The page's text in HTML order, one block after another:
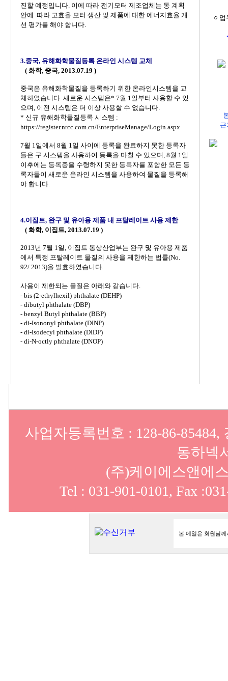
진할 예정입니다. 이에 따라 전기모터 제조업체는 동 계획
안에 따라 고효율 모터 생산 및 제품에 대한 에너지효율 개
선 평가를 해야 합니다.
3.중국, 유해화학물질등록 온라인 시스템 교체
( 화학, 중국, 2013.07.19 )
중국은 유해화학물질을 등록하기 위한 온라인시스템을 교
체하였습니다. 새로운 시스템은* 7월 1일부터 사용할 수 있
으며, 이전 시스템은 더 이상 사용할 수 없습니다.
* 신규 유해화학물질등록 시스템 :
https://register.nrcc.com.cn/EnterpriseManage/Login.aspx
7월 1일에서 8월 1일 사이에 등록을 완료하지 못한 등록자
들은 구 시스템을 사용하여 등록을 마칠 수 있으며, 8월 1일
이후에는 등록증을 수령하지 못한 등록자를 포함한 모든 등
록자들이 새로운 온라인 시스템을 사용하여 물질을 등록해
야 합니다.
4.이집트, 완구 및 유아용 제품 내 프탈레이트 사용 제한
( 화학, 이집트, 2013.07.19 )
2013년 7월 1일, 이집트 통상산업부는 완구 및 유아용 제품
에서 특정 프탈레이트 물질의 사용을 제한하는 법률(No.
92/ 2013)을 발효하였습니다.
사용이 제한되는 물질은 아래와 같습니다.
- bis (2-ethylhexil) phthalate (DEHP)
- dibutyl phthalate (DBP)
- benzyl Butyl phthalate (BBP)
- di-Isononyl phthalate (DINP)
- di-Isodecyl phthalate (DIDP)
- di-N-octly phthalate (DNOP)
○ 업
근
사업자등록번호 : 128-86-
동하넥
(주)케이에스앤에
Tel : 031-901-0101, Fax
본 메일은 회원님